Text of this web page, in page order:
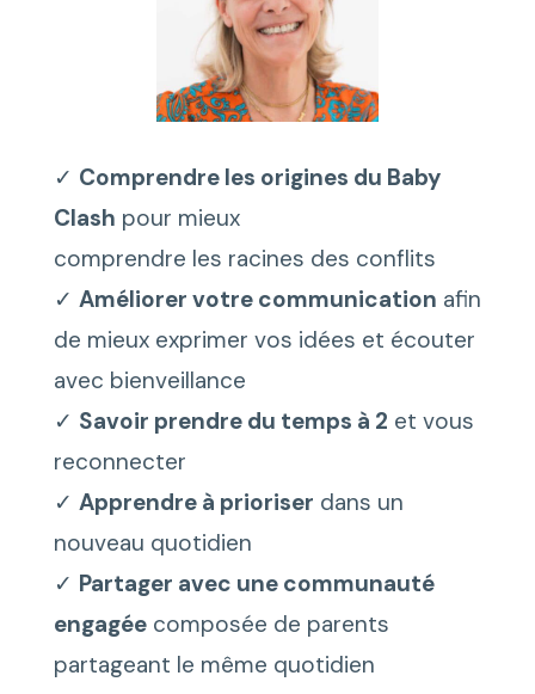
✓ Comprendre les origines du Baby
Clash pour mieux
comprendre les racines des conflits
✓ Améliorer votre communication afin
de mieux exprimer vos idées et écouter
avec bienveillance
✓ Savoir prendre du temps à 2 et vous
reconnecter
✓ Apprendre à prioriser dans un
nouveau quotidien
✓ Partager avec une communauté
engagéecomposée de parents
partageant le même quotidien